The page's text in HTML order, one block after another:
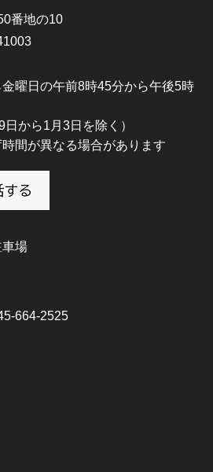
番地の10
曜日の午前8時45分から午後5時
日から1月3日を除く）
間が異なる場合があります
場
664-2525